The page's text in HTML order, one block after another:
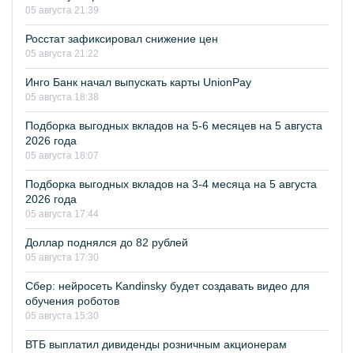
05 августа 21:39
Росстат зафиксировал снижение цен
05 августа 21:22
Инго Банк начал выпускать карты UnionPay
05 августа 18:38
Подборка выгодных вкладов на 5-6 месяцев на 5 августа
2026 года
05 августа 18:07
Подборка выгодных вкладов на 3-4 месяца на 5 августа
2026 года
05 августа 17:44
Доллар поднялся до 82 рублей
05 августа 17:30
Сбер: нейросеть Kandinsky будет создавать видео для
обучения роботов
05 августа 15:30
ВТБ выплатил дивиденды розничным акционерам